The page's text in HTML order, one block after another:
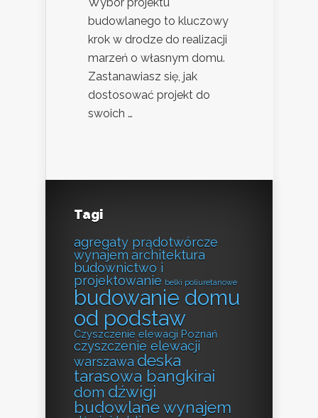
budowlanego to kluczowy
krok w drodze do realizacji
marzeń o własnym domu.
Zastanawiasz się, jak
dostosować projekt do
swoich …
Tagi
agregaty prądotwórcze
wynajem architektura
budownictwo i
projektowanie belki poliuretanowe
budowanie domu
od podstaw
Czyszczenie elewacji Poznań
czyszczenie elewacji
warszawa deska
tarasowa bangkirai
dom dźwigi
budowlane wynajem